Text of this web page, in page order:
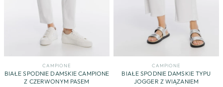
CAMPIONE
BIAŁE SPODNIE DAMSKIE CAMPIONE
Z CZERWONYM PASEM
CAMPIONE
BIAŁE SPODNIE DAMSKIE TYPU
JOGGER Z WIĄZANIEM